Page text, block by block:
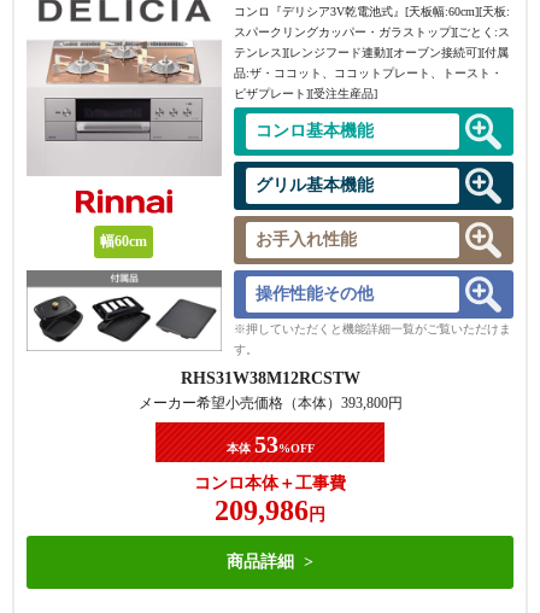
幅60cm
コンロ『デリシア3V乾電池式』[天板幅:60cm][天板:
スパークリングカッパー・ガラストップ][ごとく:ス
テンレス][レンジフード連動][オーブン接続可][付属
品:ザ・ココット、ココットプレート、トースト・
ピザプレート][受注生産品]
コンロ基本機能
グリル基本機能
お手入れ性能
操作性能その他
※押していただくと機能詳細一覧がご覧いただけま
す。
RHS31W38M12RCSTW
メーカー希望小売価格（本体） 393,800円
本体 53%OFF
コンロ本体＋工事費
209,986 円
商品詳細